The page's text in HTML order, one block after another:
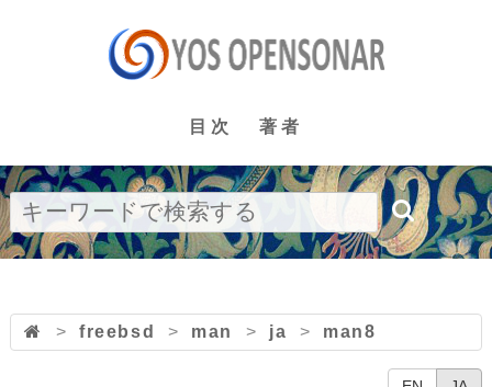
目次 著者
> freebsd > man > ja > man8